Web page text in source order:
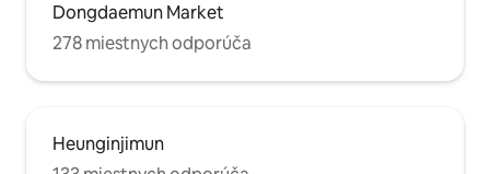
Dongdaemun Market
278 miestnych odporúča
Heunginjimun